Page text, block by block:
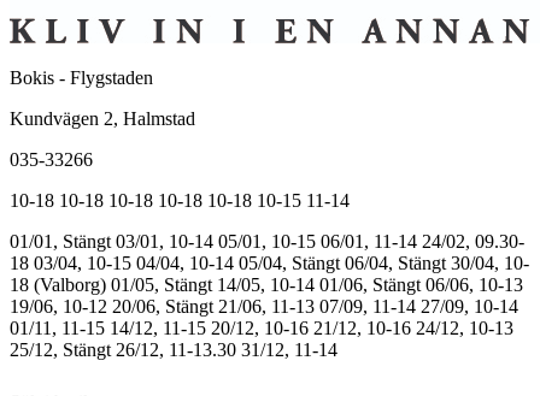
Bokis - Flygstaden
Kundvägen 2, Halmstad
035-33266
10-18 10-18 10-18 10-18 10-18 10-15 11-14
01/01, Stängt 03/01, 10-14 05/01, 10-15 06/01, 11-14 24/02, 09.30-
18 03/04, 10-15 04/04, 10-14 05/04, Stängt 06/04, Stängt 30/04, 10-
18 (Valborg) 01/05, Stängt 14/05, 10-14 01/06, Stängt 06/06, 10-13
19/06, 10-12 20/06, Stängt 21/06, 11-13 07/09, 11-14 27/09, 10-14
01/11, 11-15 14/12, 11-15 20/12, 10-16 21/12, 10-16 24/12, 10-13
25/12, Stängt 26/12, 11-13.30 31/12, 11-14